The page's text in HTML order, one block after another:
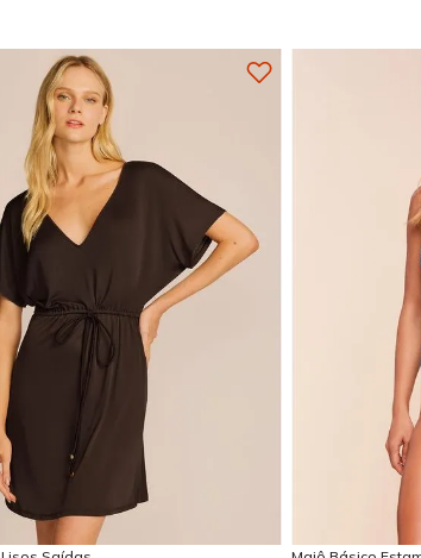
Adicionar na sacola